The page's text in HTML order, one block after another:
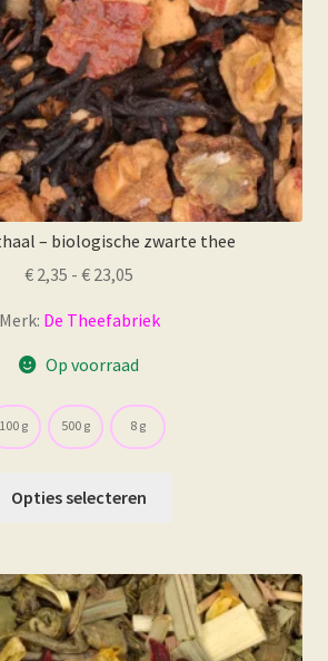
– biologische zwarte thee
€ 2,35 - € 23,05
tot
€ 23,05
Merk: De Theefabriek
Op voorraad
100 g 500 g 8 g
Opties selecteren
variaties.
Deze
optie